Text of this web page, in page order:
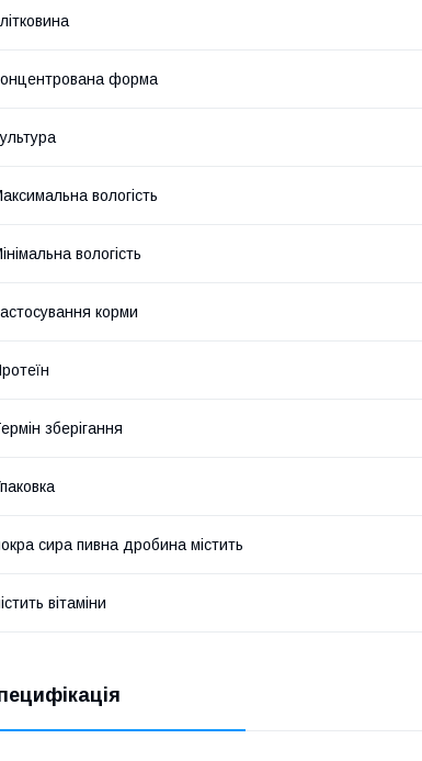
форма
вологість
вологість
корми
зберігання
сира пивна дробина містить
вітаміни